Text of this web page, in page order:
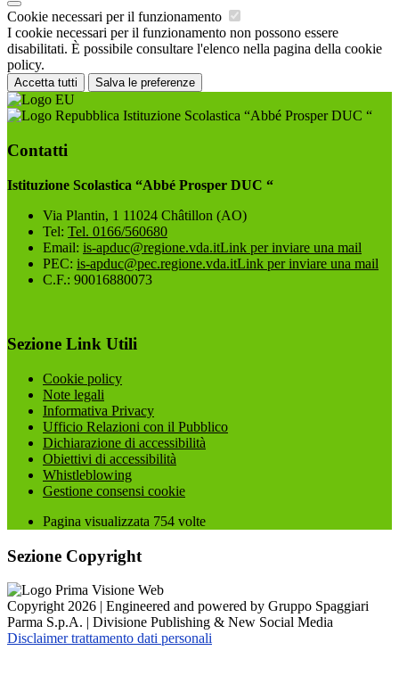
Cookie necessari per il funzionamento
I cookie necessari per il funzionamento non possono essere
disabilitati. È possibile consultare l'elenco nella pagina della cookie
policy.
Accetta tutti Salva le preferenze
Istituzione Scolastica “Abbé Prosper DUC “
Contatti
Istituzione Scolastica “Abbé Prosper DUC “
Via Plantin, 1 11024 Châtillon (AO)
Tel: Tel. 0166/560680
Email: is-apduc@regione.vda.itLink per inviare una mail
PEC: is-apduc@pec.regione.vda.itLink per inviare una mail
C.F.: 90016880073
Sezione Link Utili
Cookie policy
Note legali
Informativa Privacy
Ufficio Relazioni con il Pubblico
Dichiarazione di accessibilità
Obiettivi di accessibilità
Whistleblowing
Gestione consensi cookie
Pagina visualizzata 754 volte
Sezione Copyright
Copyright 2026 | Engineered and powered by Gruppo Spaggiari
Parma S.p.A. | Divisione Publishing & New Social Media
Disclaimer trattamento dati personali